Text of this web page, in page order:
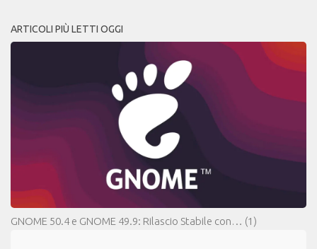
ARTICOLI PIÙ LETTI OGGI
GNOME 50.4 e GNOME 49.9: Rilascio Stabile con… (1)